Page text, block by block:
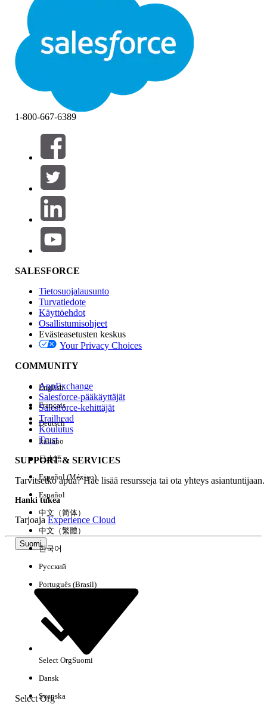
Suodatusperuste (0)
VALITSE SUODATTIMET
Tuotealue
Ominaisuuden vaikutus
Edition
Kokemus
Tyhjennä kaikki Valmis
Tarkista avainsanojesi oikeinkirjoitus.
1-800-667-6389
SALESFORCE
Tietosuojalausunto
Turvatiedote
Käyttöehdot
Osallistumisohjeet
Evästeasetusten keskus
Your Privacy Choices
COMMUNITY
AppExchange
Salesforce-pääkäyttäjät
Salesforce-kehittäjät
Trailhead
Koulutus
Trust
SUPPORT & SERVICES
Tarvitsetko apua? Hae lisää resursseja tai ota yhteys asiantuntijaan.
Hanki tukea
TarjoajaExperience Cloud
Suomi
Select Org
English
Français
Deutsch
Italiano
日本語
Español (México)
Español
中文（简体）
中文（繁體）
한국어
Русский
Português (Brasil)
Select OrgSuomi
Dansk
Svenska